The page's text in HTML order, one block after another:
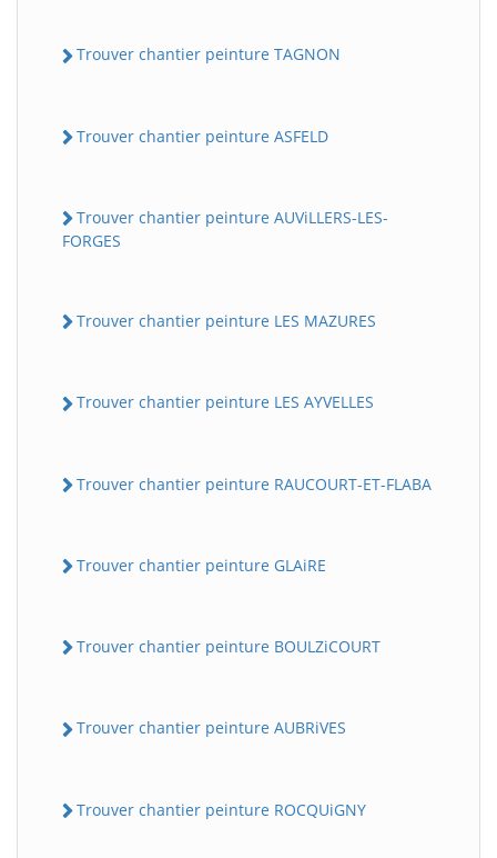
Trouver chantier peinture TAGNON
Trouver chantier peinture ASFELD
Trouver chantier peinture AUViLLERS-LES-
FORGES
Trouver chantier peinture LES MAZURES
Trouver chantier peinture LES AYVELLES
Trouver chantier peinture RAUCOURT-ET-FLABA
Trouver chantier peinture GLAiRE
Trouver chantier peinture BOULZiCOURT
Trouver chantier peinture AUBRiVES
Trouver chantier peinture ROCQUiGNY